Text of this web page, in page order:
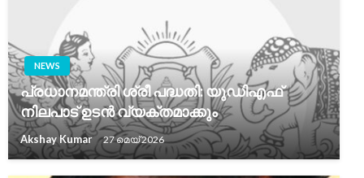
NEWS
പ്രധാനമന്ത്രി ശ്രീ പദ്ധതി: യുഡിഎഫ്
നിലപാട് ഉടൻ വ്യക്തമാക്കും
Akshay Kumar 27 മെയ്‌ 2026